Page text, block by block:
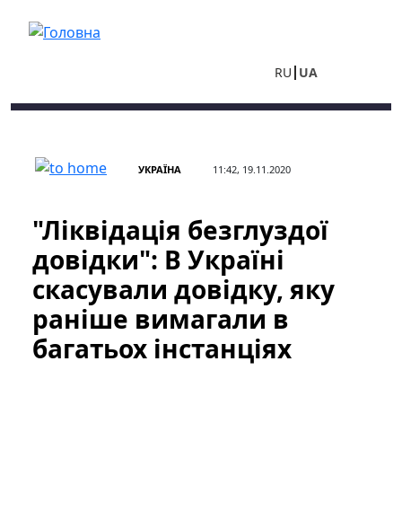
RU UA
УКРАЇНА 11:42, 19.11.2020
​​​​​​​"Ліквідація безглуздої
довідки": В Україні
скасували довідку, яку
раніше вимагали в
багатьох інстанціях